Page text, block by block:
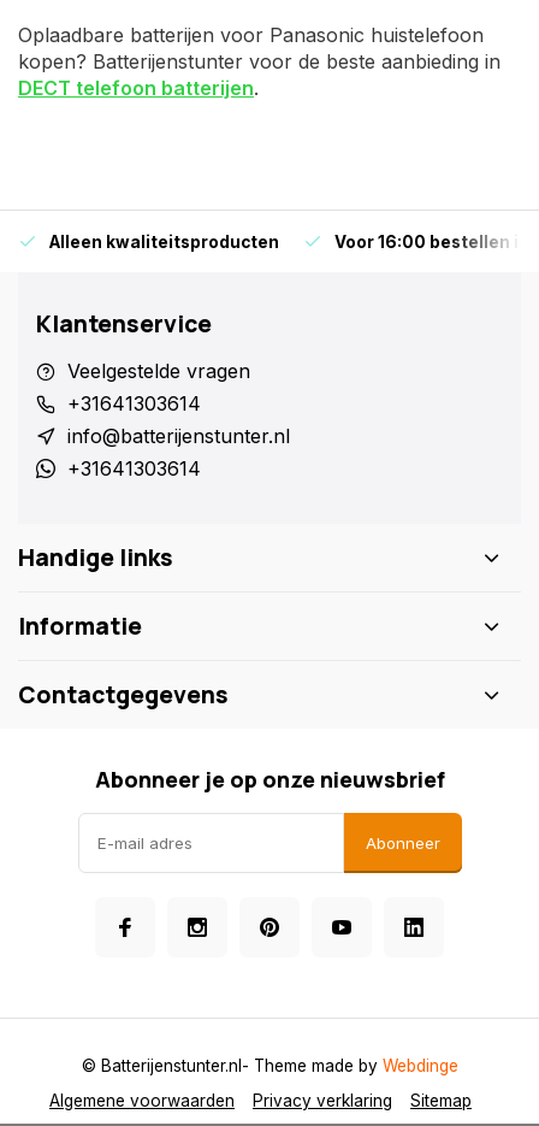
Oplaadbare batterijen voor Panasonic huistelefoon
kopen? Batterijenstunter voor de beste aanbieding in
DECT telefoon batterijen.
Alleen kwaliteitsproducten Voor 16:00 bestellen is
Klantenservice
Veelgestelde vragen
+31641303614
info@batterijenstunter.nl
+31641303614
Handige links
Informatie
Contactgegevens
Abonneer je op onze nieuwsbrief
Abonneer
Algemene voorwaarden Privacy verklaring Sitemap
© Batterijenstunter.nl - Theme made by Webdinge